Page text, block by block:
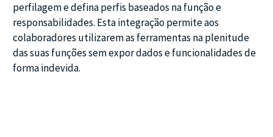
perfilagem e defina perfis baseados na função e
responsabilidades. Esta integração permite aos
colaboradores utilizarem as ferramentas na plenitude
das suas funções sem expor dados e funcionalidades de
forma indevida.